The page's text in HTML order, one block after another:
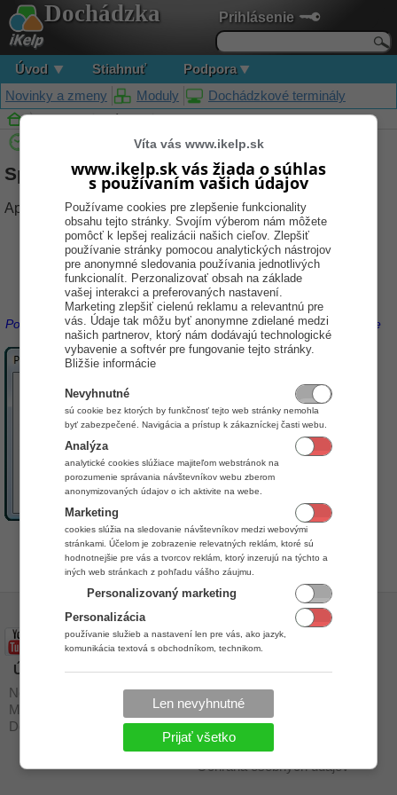
Prihlásenie
Dochádzka
Úvod Stiahnuť
Podpora
Novinky a zmeny
Moduly Dochádzkové terminály
100, úplný začiatočník
Spustenie aplikácie
Aplikáciu môžete spustit dvoma spôsobmi:
Kliknite na menuŠtart –> Programy–> iKelp–
Dochádzka–>iKelpDochádzka
Cezzástupcuna pracovnej ploche, ak je vytvorený.
Po spustení aplikácie sa zobrazí prihlasovací formulár - Prihlásenie
Stanislav Javorský
Úvod
Novinky a zmeny
Moduly
Dochádzkové terminály
Stiahnuť
Podpora
Návody
Stiahnuť
Kontakt
Ochrana osobných údajov
Víta vás www.ikelp.sk
www.ikelp.sk vás žiada o súhlas
s používaním vašich údajov
Používame cookies pre zlepšenie funkcionality
obsahu tejto stránky. Svojím výberom nám môžete
pomôcť k lepšej realizácii našich cieľov. Zlepšiť
používanie stránky pomocou analytických nástrojov
pre anonymné sledovania používania jednotlivých
funkcionalít. Perzonalizovať obsah na základe
vašej interakci a preferovaných nastavení.
Marketing zlepšiť cielenú reklamu a relevantnú pre
vás. Údaje tak môžu byť anonymne zdielané medzi
našich partnerov, ktorý nám dodávajú technologické
vybavenie a softvér pre fungovanie tejto stránky.
Bližšie informácie
Nevyhnutné
sú cookie bez ktorých by funkčnosť tejto web stránky nemohla
byť zabezpečené. Navigácia a prístup k zákazníckej časti webu.
Analýza
analytické cookies slúžiace majiteľom webstránok na
porozumenie správania návštevníkov webu zberom
anonymizovaných údajov o ich aktivite na webe.
Marketing
cookies slúžia na sledovanie návštevníkov medzi webovými
stránkami. Účelom je zobrazenie relevatných reklám, ktoré sú
hodnotnejšie pre vás a tvorcov reklám, ktorý inzerujú na týchto a
iných web stránkach z pohľadu vášho záujmu.
Personalizovaný marketing
Personalizácia
používanie služieb a nastavení len pre vás, ako jazyk,
komunikácia textová s obchodníkom, technikom.
Len nevyhnutné
Prijať všetko